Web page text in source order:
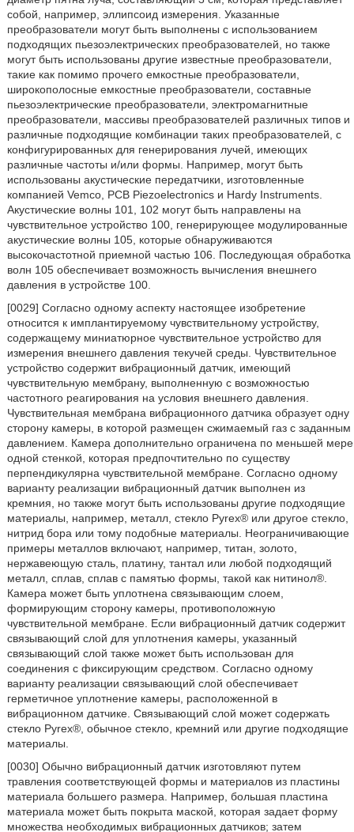
собой, например, эллипсоид измерения. Указанные
преобразователи могут быть выполнены с использованием
подходящих пьезоэлектрических преобразователей, но также
могут быть использованы другие известные преобразователи,
такие как помимо прочего емкостные преобразователи,
широкополосные емкостные преобразователи, составные
пьезоэлектрические преобразователи, электромагнитные
преобразователи, массивы преобразователей различных типов и
различные подходящие комбинации таких преобразователей, с
конфигурированных для генерирования лучей, имеющих
различные частоты и/или формы. Например, могут быть
использованы акустические передатчики, изготовленные
компанией Vemco, РСВ Piezoelectronics и Hardy Instruments.
Акустические волны 101, 102 могут быть направлены на
чувствительное устройство 100, генерирующее модулированные
акустические волны 105, которые обнаруживаются
высокочастотной приемной частью 106. Последующая обработка
волн 105 обеспечивает возможность вычисления внешнего
давления в устройстве 100.
[0029] Согласно одному аспекту настоящее изобретение
относится к имплантируемому чувствительному устройству,
содержащему миниатюрное чувствительное устройство для
измерения внешнего давления текучей среды. Чувствительное
устройство содержит вибрационный датчик, имеющий
чувствительную мембрану, выполненную с возможностью
частотного реагирования на условия внешнего давления.
Чувствительная мембрана вибрационного датчика образует одну
сторону камеры, в которой размещен сжимаемый газ с заданным
давлением. Камера дополнительно ограничена по меньшей мере
одной стенкой, которая предпочтительно по существу
перпендикулярна чувствительной мембране. Согласно одному
варианту реализации вибрационный датчик выполнен из
кремния, но также могут быть использованы другие подходящие
материалы, например, металл, стекло Руrех® или другое стекло,
нитрид бора или тому подобные материалы. Неограничивающие
примеры металлов включают, например, титан, золото,
нержавеющую сталь, платину, тантал или любой подходящий
металл, сплав, сплав с памятью формы, такой как нитинол®.
Камера может быть уплотнена связывающим слоем,
формирующим сторону камеры, противоположную
чувствительной мембране. Если вибрационный датчик содержит
связывающий слой для уплотнения камеры, указанный
связывающий слой также может быть использован для
соединения с фиксирующим средством. Согласно одному
варианту реализации связывающий слой обеспечивает
герметичное уплотнение камеры, расположенной в
вибрационном датчике. Связывающий слой может содержать
стекло Руrех®, обычное стекло, кремний или другие подходящие
материалы.
[0030] Обычно вибрационный датчик изготовляют путем
травления соответствующей формы и материалов из пластины
материала большего размера. Например, большая пластина
материала может быть покрыта маской, которая задает форму
множества необходимых вибрационных датчиков; затем